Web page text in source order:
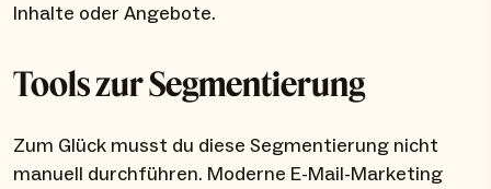
Inhalte oder Angebote.
Tools zur Segmentierung
Zum Glück musst du diese Segmentierung nicht
manuell durchführen. Moderne E-Mail-Marketing